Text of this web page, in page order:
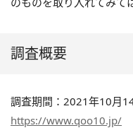
調査概要
調査期間：2021年10月
https://www.qoo10.jp/